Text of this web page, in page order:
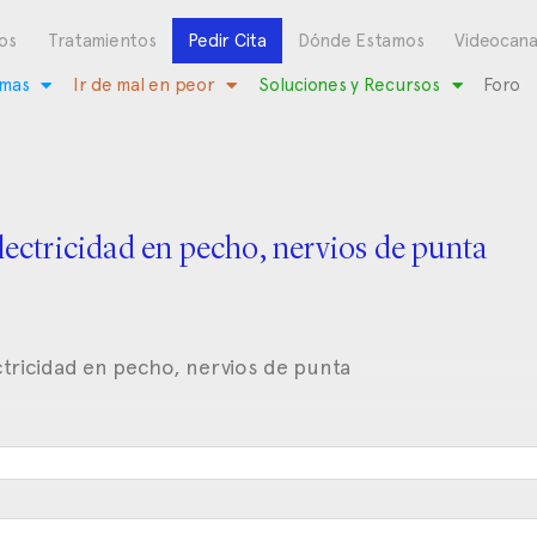
Tratamientos Pedir Cita Dónde Estamos
Ir de mal en peor Soluciones y Recursos Foro
en pecho, nervios de punta
en pecho, nervios de punta